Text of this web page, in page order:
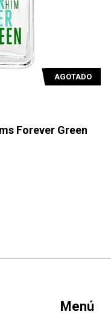
AGOTADO
Forever Green
Menú